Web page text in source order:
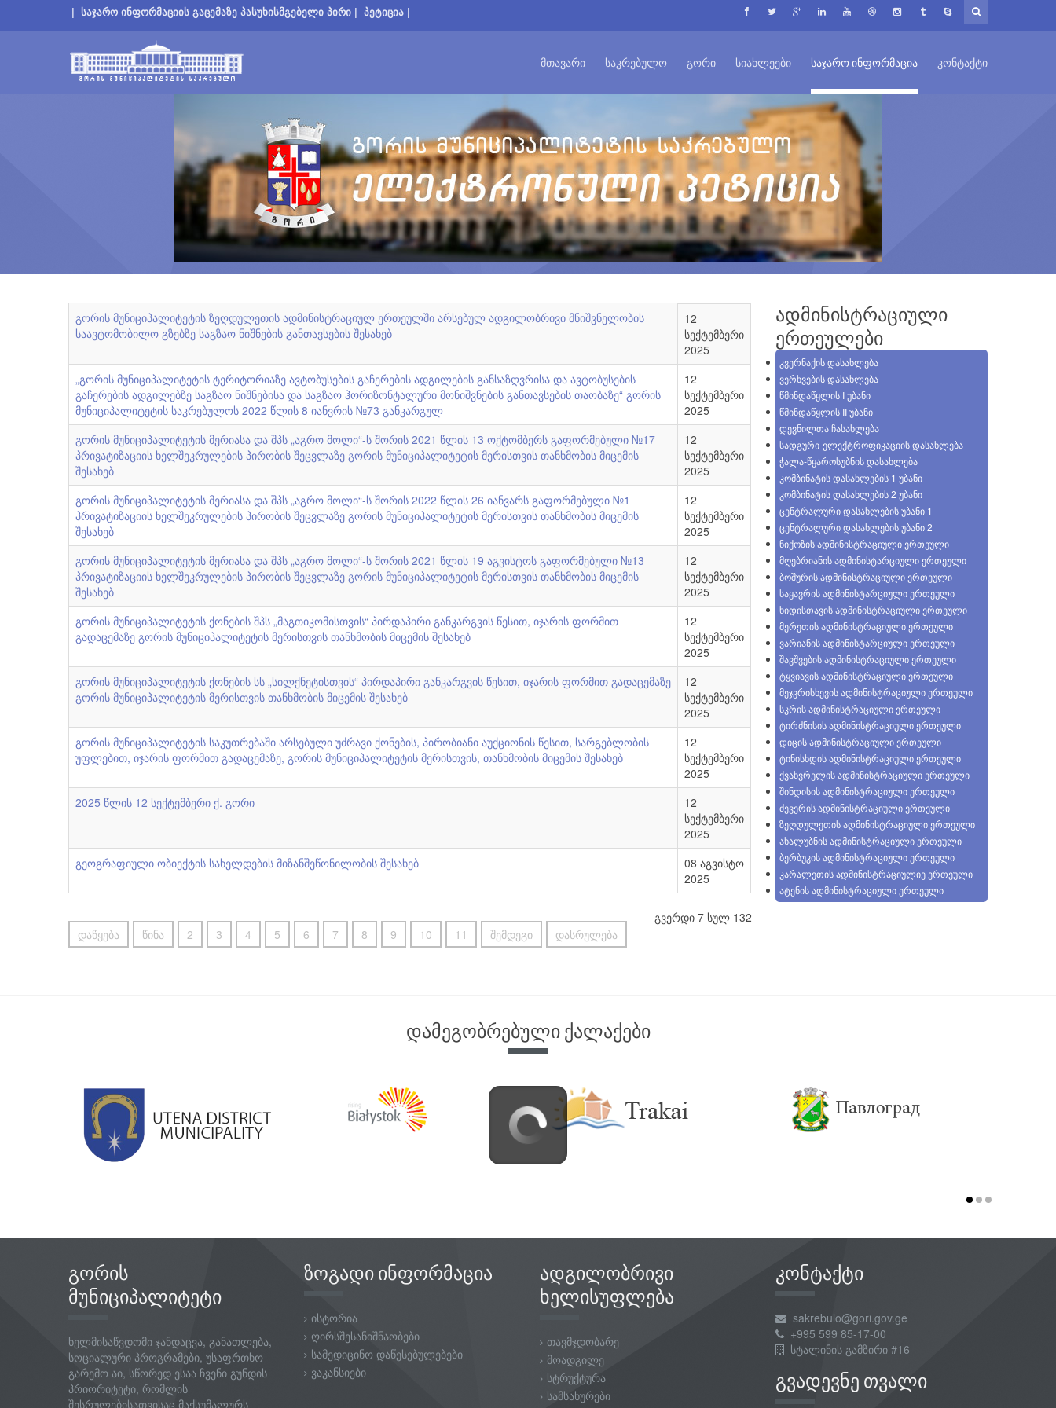
| საჯარო ინფორმაციის გაცემაზე პასუხისმგებელი პირი | პეტიცია |
ᲛᲗᲐᲕᲐᲠᲘ ᲡᲐᲙᲠᲔᲑᲣᲚᲝ ᲒᲝᲠᲘ ᲡᲘᲐᲮᲚᲔᲔᲑᲘ ᲡᲐᲯᲐᲠᲝ ᲘᲜᲤᲝᲠᲛᲐᲪᲘᲐ ᲙᲝᲜᲢᲐᲥᲢᲘ
გორის მუნიციპალიტეტის ზეღდულეთის ადმინისტრაციულ ერთეულში არსებულ ადგილობრივი მნიშვნელობის
საავტომობილო გზებზე საგზაო ნიშნების განთავსების შესახებ
12
სექტემბერი
2025
„გორის მუნიციპალიტეტის ტერიტორიაზე ავტობუსების გაჩერების ადგილების განსაზღვრისა და ავტობუსების
გაჩერების ადგილებზე საგზაო ნიშნებისა და საგზაო ჰორიზონტალური მონიშვნების განთავსების თაობაზე“ გორის
მუნიციპალიტეტის საკრებულოს 2022 წლის 8 იანვრის №73 განკარგულ
12
სექტემბერი
2025
გორის მუნიციპალიტეტის მერიასა და შპს „აგრო მოლი“-ს შორის 2021 წლის 13 ოქტომბერს გაფორმებული №17
პრივატიზაციის ხელშეკრულების პირობის შეცვლაზე გორის მუნიციპალიტეტის მერისთვის თანხმობის მიცემის
შესახებ
12
სექტემბერი
2025
გორის მუნიციპალიტეტის მერიასა და შპს „აგრო მოლი“-ს შორის 2022 წლის 26 იანვარს გაფორმებული №1
პრივატიზაციის ხელშეკრულების პირობის შეცვლაზე გორის მუნიციპალიტეტის მერისთვის თანხმობის მიცემის
შესახებ
12
სექტემბერი
2025
გორის მუნიციპალიტეტის მერიასა და შპს „აგრო მოლი“-ს შორის 2021 წლის 19 აგვისტოს გაფორმებული №13
პრივატიზაციის ხელშეკრულების პირობის შეცვლაზე გორის მუნიციპალიტეტის მერისთვის თანხმობის მიცემის
შესახებ
12
სექტემბერი
2025
გორის მუნიციპალიტეტის ქონების შპს „მაგთიკომისთვის“ პირდაპირი განკარგვის წესით, იჯარის ფორმით
გადაცემაზე გორის მუნიციპალიტეტის მერისთვის თანხმობის მიცემის შესახებ
12
სექტემბერი
2025
გორის მუნიციპალიტეტის ქონების სს „სილქნეტისთვის“ პირდაპირი განკარგვის წესით, იჯარის ფორმით გადაცემაზე
გორის მუნიციპალიტეტის მერისთვის თანხმობის მიცემის შესახებ
12
სექტემბერი
2025
გორის მუნიციპალიტეტის საკუთრებაში არსებული უძრავი ქონების, პირობიანი აუქციონის წესით, სარგებლობის
უფლებით, იჯარის ფორმით გადაცემაზე, გორის მუნიციპალიტეტის მერისთვის, თანხმობის მიცემის შესახებ
12
სექტემბერი
2025
2025 წლის 12 სექტემბერი ქ. გორი
12
სექტემბერი
2025
გეოგრაფიული ობიექტის სახელდების მიზანშეწონილობის შესახებ
08 აგვისტო
2025
გვერდი 7 სულ 132
დაწყება
წინა 2 3 4 5 6 7 8 9 10 11 შემდეგი დასრულება
ადმინისტრაციული
ერთეულები
კვერნაქის დასახლება
ვერხვების დასახლება
წმინდაწყლის I უბანი
წმინდაწყლის II უბანი
დევნილთა ჩასახლება
სადგური-ელექტროფიკაციის დასახლება
ჭალა-წყაროსუბნის დასახლება
კომბინატის დასახლების 1 უბანი
კომბინატის დასახლების 2 უბანი
ცენტრალური დასახლების უბანი 1
ცენტრალური დასახლების უბანი 2
ნიქოზის ადმინისტრაციული ერთეული
მღებრიანის ადმინისტარციული ერთეული
ბოშურის ადმინისტრაციული ერთეული
საყავრის ადმინისტარციული ერთეული
ხიდისთავის ადმინისტრაციული ერთეული
მერეთის ადმინისტრაციული ერთეული
ვარიანის ადმინისტარციული ერთეული
შავშვების ადმინისტრაციული ერთეული
ტყვიავის ადმინისტრაციული ერთეული
მეჯვრისხევის ადმინისტრაციული ერთეული
სკრის ადმინისტრაციული ერთეული
ტირძნისის ადმინისტრაციული ერთეული
დიცის ადმინისტრაციული ერთეული
ტინისხდის ადმინისტრაციული ერთეული
ქვახვრელის ადმინისტრაციული ერთეული
შინდისის ადმინისტრაციული ერთეული
ძევერის ადმინისტრაციული ერთეული
ზეღდულეთის ადმინისტრაციული ერთეული
ახალუბნის ადმინისტრაციული ერთეული
ბერბუკის ადმინისტრაციული ერთეული
კარალეთის ადმინისტრაციულიე ერთეული
ატენის ადმინისტრაციული ერთეული
დამეგობრებული ქალაქები
გორის
მუნიციპალიტეტი
ხელმისაწვდომი ჯანდაცვა, განათლება,
სოციალური პროგრამები, უსაფრთხო
გარემო აი, სწორედ ესაა ჩვენი გუნდის
პრიორიტეტი, რომლის
შესრულებისათვისაც მაქსუმალურს
ზოგადი ინფორმაცია
ისტორია
ღირსშესანიშნაობები
სამედიცინო დაწესებულებები
ვაკანსიები
ადგილობრივი
ხელისუფლება
თავმჯდობარე
მოადგილე
სტრუქტურა
სამსახურები
კონტაქტი
sakrebulo@gori.gov.ge
+995 599 85-17-00
სტალინის გამზირი #16
გვადევნე თვალი